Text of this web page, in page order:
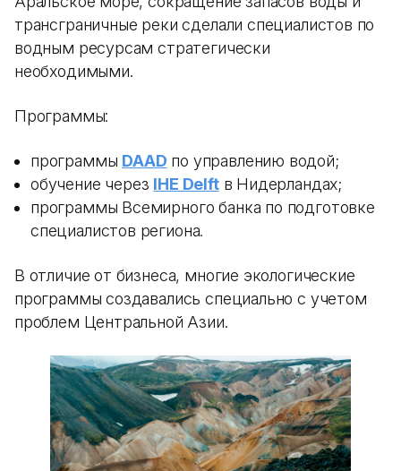
трансграничные реки сделали специалистов по
водным ресурсам стратегически
необходимыми.
Программы:
программы DAAD по управлению водой;
обучение через IHE Delftв Нидерландах;
программы Всемирного банка по подготовке
специалистов региона.
В отличие от бизнеса, многие экологические
программы создавались специально с учетом
проблем Центральной Азии.